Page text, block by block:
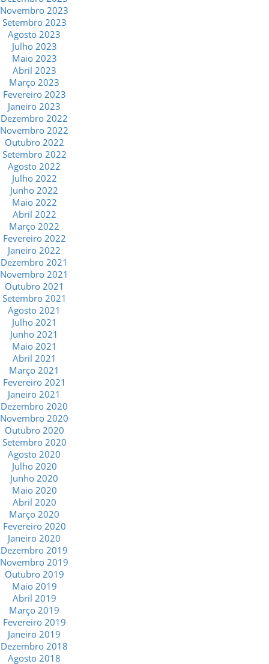
Novembro 2023
Setembro 2023
Agosto 2023
Julho 2023
Maio 2023
Abril 2023
Março 2023
Fevereiro 2023
Janeiro 2023
Dezembro 2022
Novembro 2022
Outubro 2022
Setembro 2022
Agosto 2022
Julho 2022
Junho 2022
Maio 2022
Abril 2022
Março 2022
Fevereiro 2022
Janeiro 2022
Dezembro 2021
Novembro 2021
Outubro 2021
Setembro 2021
Agosto 2021
Julho 2021
Junho 2021
Maio 2021
Abril 2021
Março 2021
Fevereiro 2021
Janeiro 2021
Dezembro 2020
Novembro 2020
Outubro 2020
Setembro 2020
Agosto 2020
Julho 2020
Junho 2020
Maio 2020
Abril 2020
Março 2020
Fevereiro 2020
Janeiro 2020
Dezembro 2019
Novembro 2019
Outubro 2019
Maio 2019
Abril 2019
Março 2019
Fevereiro 2019
Janeiro 2019
Dezembro 2018
Agosto 2018